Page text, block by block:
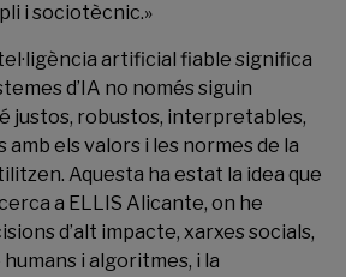
i sociotècnic.»
artificial fiable significa
d’IA no només siguin
justos, robustos, interpretables,
els valors i les normes de la
Aquesta ha estat la idea que
a ELLIS Alicante, on he
d’alt impacte, xarxes socials,
i algoritmes, i la